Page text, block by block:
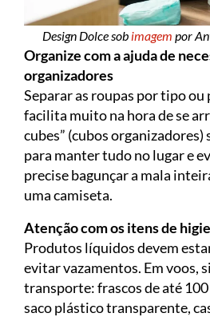
Design Dolce sob imagem por
Organize com a ajuda de
organizadores
Separar as roupas por tipo ou
facilita muito na hora de se
cubes” (cubos
para manter tudo no lugar e
precise bagunçar a mala
uma camiseta.
Atenção com os itens de
Produtos líquidos devem
evitar vazamentos. Em voos,
transporte: frascos de até
saco plástico transparente,